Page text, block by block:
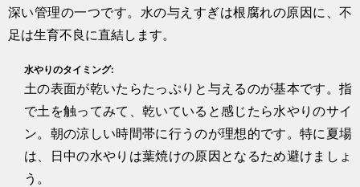
深い管理の一つです。水の与えすぎは根腐れの原因に、不
足は生育不良に直結します。
水やりのタイミング:
土の表面が乾いたらたっぷりと与えるのが基本です。指
で土を触ってみて、乾いていると感じたら水やりのサイ
ン。朝の涼しい時間帯に行うのが理想的です。特に夏場
は、日中の水やりは葉焼けの原因となるため避けましょ
う。